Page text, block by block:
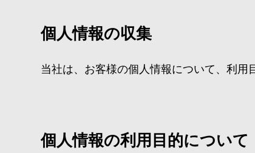
個人情報の収集
当社は、お客様の個人情報について、利用
個人情報の利用目的について